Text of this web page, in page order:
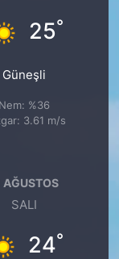
25°
Güneşli
Nem: %36
3.61 m/s
AĞUSTOS
SALI
24°